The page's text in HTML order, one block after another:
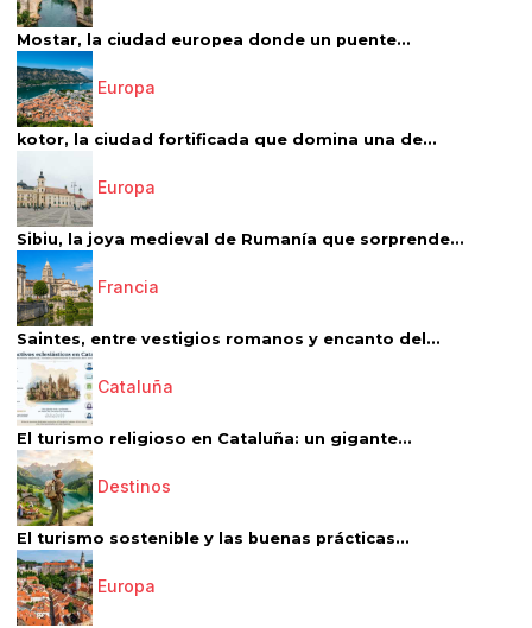
Mostar, la ciudad europea donde un puente...
Europa
kotor, la ciudad fortificada que domina una de...
Europa
Sibiu, la joya medieval de Rumanía que sorprende...
Francia
Saintes, entre vestigios romanos y encanto del...
Cataluña
El turismo religioso en Cataluña: un gigante...
Destinos
El turismo sostenible y las buenas prácticas...
Europa